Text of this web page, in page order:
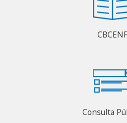
CBCENF
Consulta